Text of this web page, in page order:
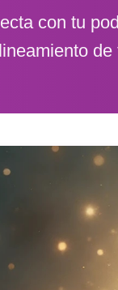
con tu